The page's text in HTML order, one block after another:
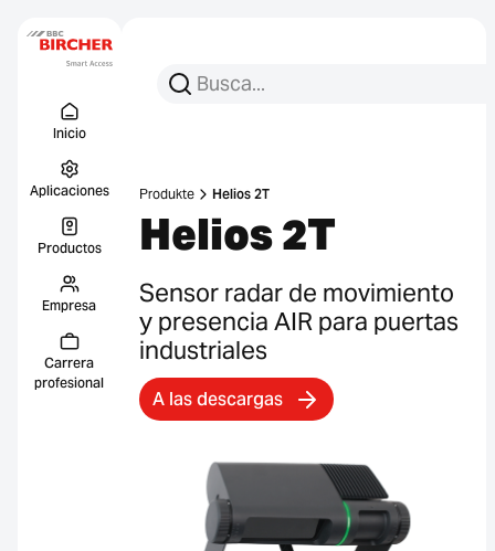
Inicio
Aplicaciones
Productos
Empresa
Carrera
profesional
Busca:
Busca en
Produkte Helios 2T
Helios 2T
Sensor radar de movimiento
y presencia AIR para puertas
industriales
A las descargas